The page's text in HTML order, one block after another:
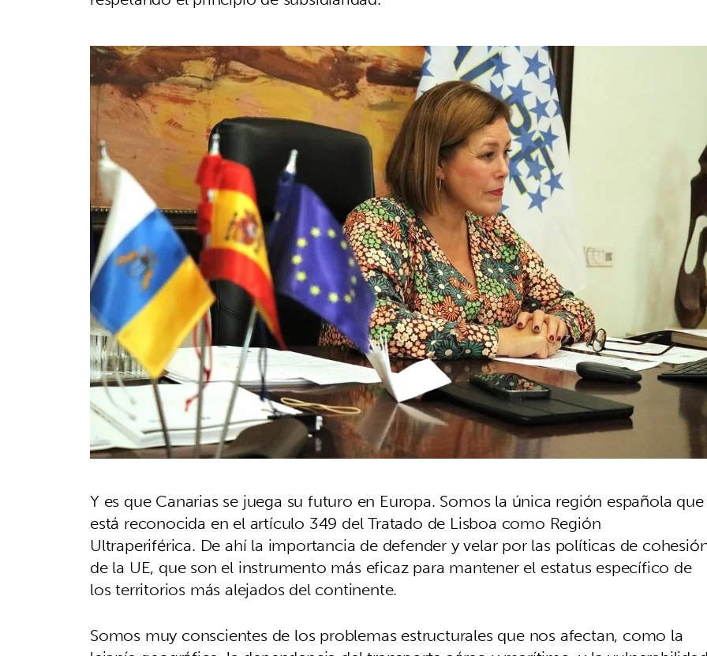
Y es que Canarias se juega su futuro en Europa. Somos la única región española que
está reconocida en el artículo 349 del Tratado de Lisboa como Región
Ultraperiférica. De ahí la importancia de defender y velar por las políticas de
de la UE, que son el instrumento más eficaz para mantener el estatus específico de
los territorios más alejados del continente.
Somos muy conscientes de los problemas estructurales que nos afectan, como la